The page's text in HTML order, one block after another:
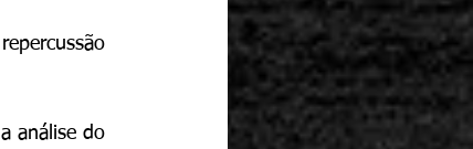
análise do